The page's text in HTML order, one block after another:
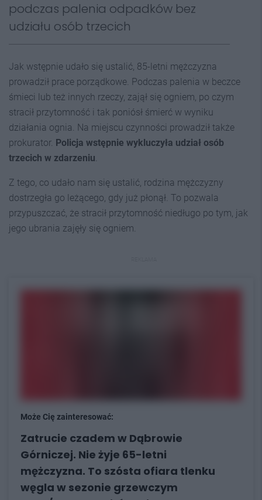
podczas palenia odpadków bez
udziału osób trzecich
Jak wstępnie udało się ustalić, 85-letni mężczyzna
prowadził prace porządkowe. Podczas palenia w beczce
śmieci lub też innych rzeczy, zajął się ogniem, po czym
stracił przytomność i tak poniósł śmierć w wyniku
działania ognia. Na miejscu czynności prowadził także
prokurator. Policja wstępnie wykluczyła udział osób
trzecich w zdarzeniu.
Z tego, co udało nam się ustalić, rodzina mężczyzny
dostrzegła go leżącego, gdy już płonął. To pozwala
przypuszczać, że stracił przytomność niedługo po tym, jak
jego ubrania zajęły się ogniem.
Może Cię zainteresować:
Zatrucie czadem w Dąbrowie
Górniczej. Nie żyje 65-letni
mężczyzna. To szósta ofiara tlenku
węgla w sezonie grzewczym